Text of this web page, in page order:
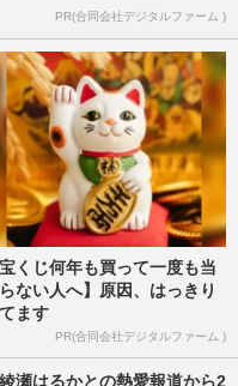
PR(合同会社デジタルファーム )
宝くじ何年も買って一度も当
ない人へ】原因、はっきり
ます
PR(合同会社デジタルファーム )
瀬はるかとの熱愛報道から2